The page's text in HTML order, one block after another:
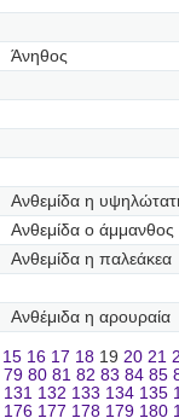
Άνηθος
Ανθεμίδα η
Ανθεμίδα ο άμμανθος
Ανθεμίδα η παλεάκεα
Ανθέμιδα η αρουραία
15 16 17 18 19 20 21
79 80 81 82 83 84 85
131 132 133 134 135
176 177 178 179 180